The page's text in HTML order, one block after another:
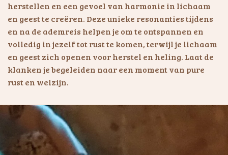
herstellen en een gevoel van harmonie in lichaam
en geest te creëren. Deze unieke resonanties tijdens
en na de ademreis helpen je om te ontspannen en
volledig in jezelf tot rust te komen, terwijl je lichaam
en geest zich openen voor herstel en heling. Laat de
klanken je begeleiden naar een moment van pure
rust en welzijn.